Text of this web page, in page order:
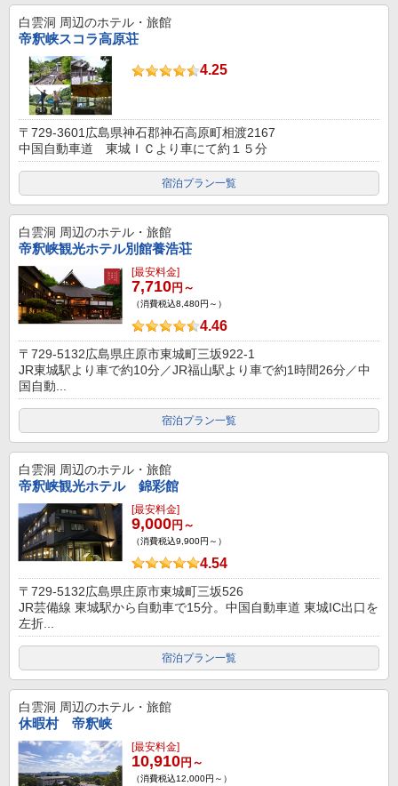
白雲洞 周辺のホテル・旅館
帝釈峡スコラ高原荘
4.25
〒729-3601広島県神石郡神石高原町相渡2167
中国自動車道 東城ＩＣより車にて約１５分
宿泊プラン一覧
白雲洞 周辺のホテル・旅館
帝釈峡観光ホテル別館養浩荘
[最安料金]
7,710円～
（消費税込8,480円～）
4.46
〒729-5132広島県庄原市東城町三坂922-1
JR東城駅より車で約10分／JR福山駅より車で約1時間26分／中
国自動...
宿泊プラン一覧
白雲洞 周辺のホテル・旅館
帝釈峡観光ホテル 錦彩館
[最安料金]
9,000円～
（消費税込9,900円～）
4.54
〒729-5132広島県庄原市東城町三坂526
JR芸備線 東城駅から自動車で15分。中国自動車道 東城IC出口を
左折...
宿泊プラン一覧
白雲洞 周辺のホテル・旅館
休暇村 帝釈峡
[最安料金]
10,910円～
（消費税込12,000円～）